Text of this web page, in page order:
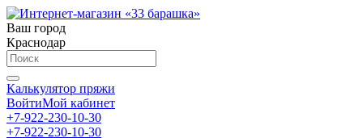
Ваш город
Краснодар
Калькулятор пряжи
ВойтиМой кабинет
+7-922-230-10-30
+7-922-230-10-30